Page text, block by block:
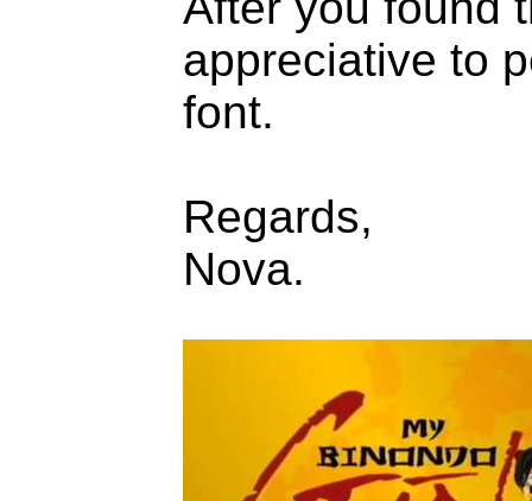
appreciative to
font.
Regards,
Nova.